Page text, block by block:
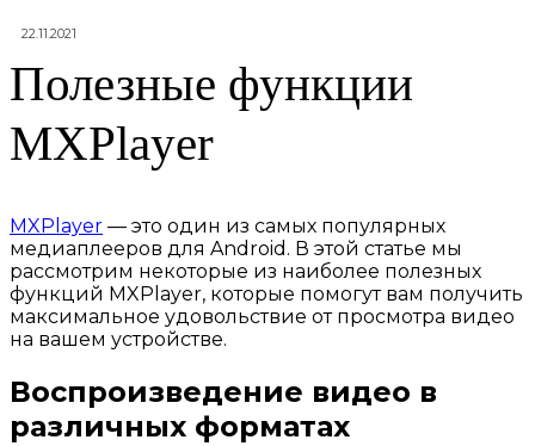
22.11.2021
Полезные функции
MXPlayer
MXPlayer — это один из самых популярных
медиаплееров для Android. В этой статье мы
рассмотрим некоторые из наиболее полезных
функций MXPlayer, которые помогут вам получить
максимальное удовольствие от просмотра видео
на вашем устройстве.
Воспроизведение видео в
различных форматах